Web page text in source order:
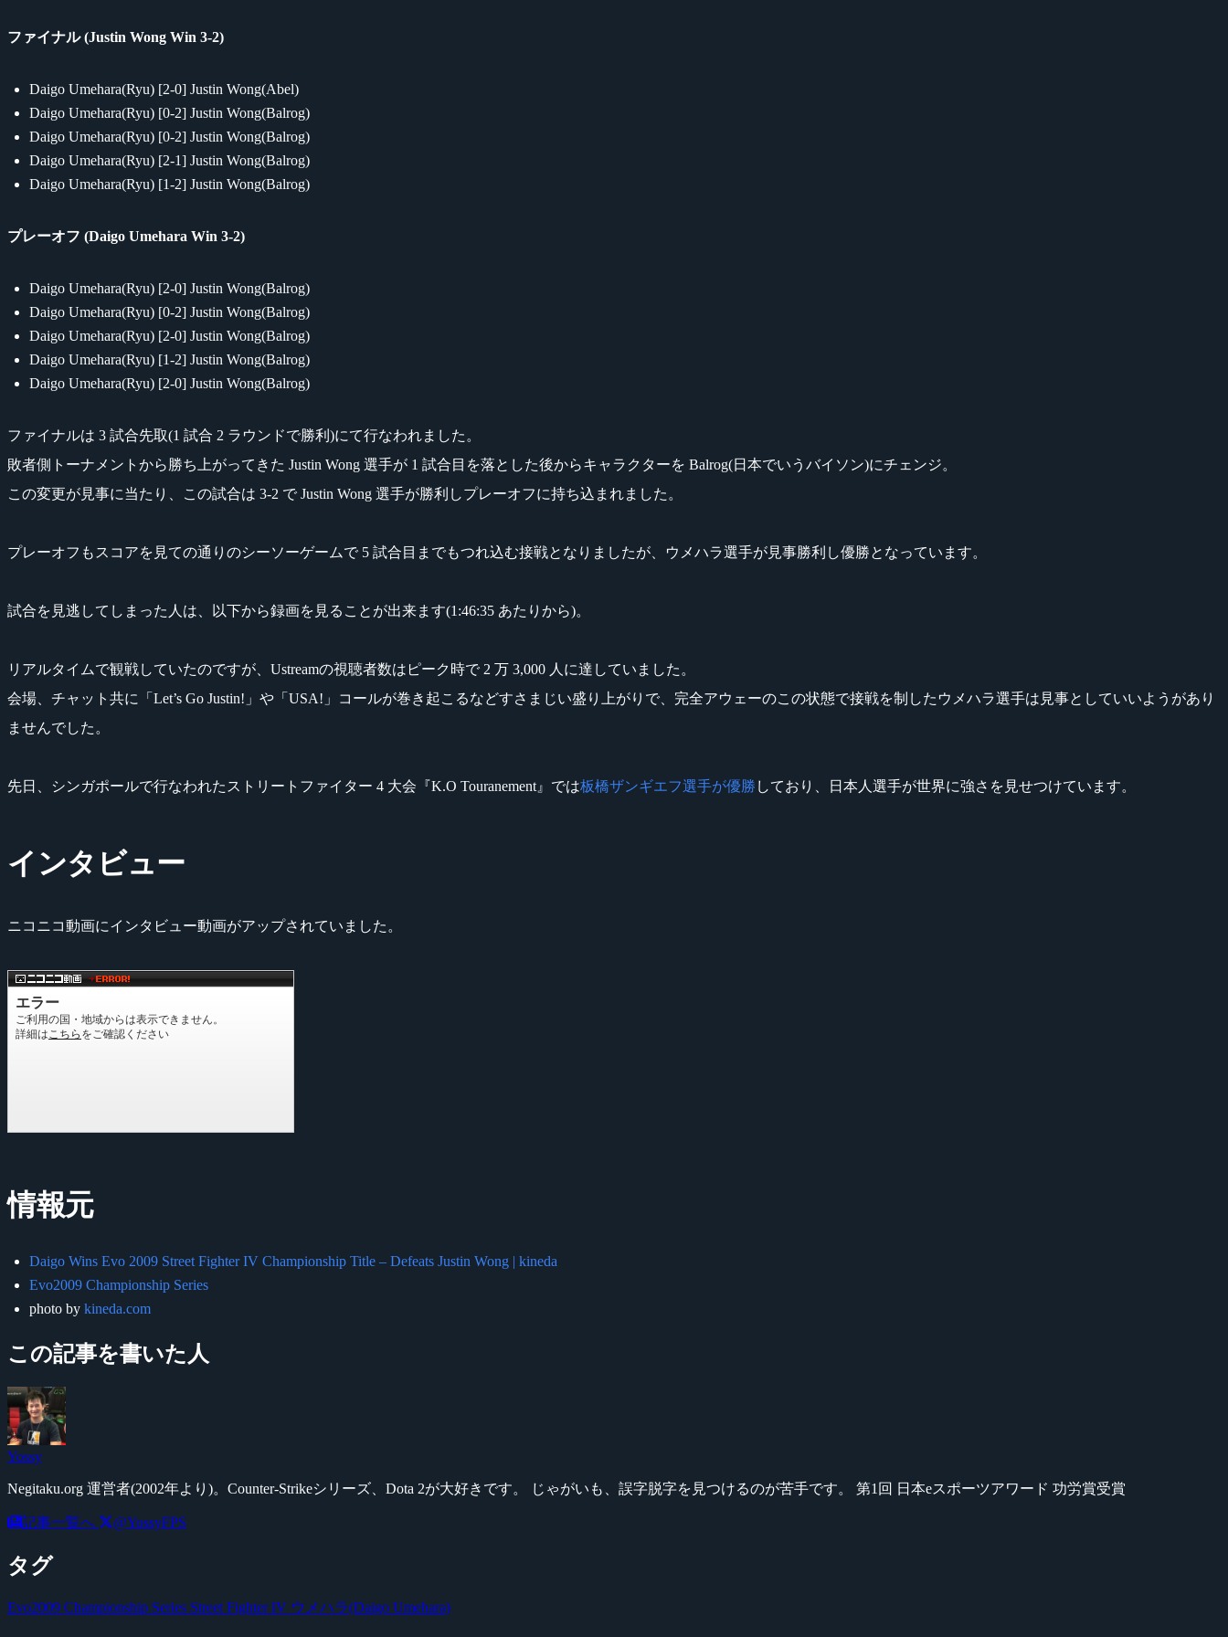
ファイナル (Justin Wong Win 3-2)
Daigo Umehara(Ryu) [2-0] Justin Wong(Abel)
Daigo Umehara(Ryu) [0-2] Justin Wong(Balrog)
Daigo Umehara(Ryu) [0-2] Justin Wong(Balrog)
Daigo Umehara(Ryu) [2-1] Justin Wong(Balrog)
Daigo Umehara(Ryu) [1-2] Justin Wong(Balrog)
プレーオフ (Daigo Umehara Win 3-2)
Daigo Umehara(Ryu) [2-0] Justin Wong(Balrog)
Daigo Umehara(Ryu) [0-2] Justin Wong(Balrog)
Daigo Umehara(Ryu) [2-0] Justin Wong(Balrog)
Daigo Umehara(Ryu) [1-2] Justin Wong(Balrog)
Daigo Umehara(Ryu) [2-0] Justin Wong(Balrog)
ファイナルは 3 試合先取(1 試合 2 ラウンドで勝利)にて行なわれました。
敗者側トーナメントから勝ち上がってきた Justin Wong 選手が 1 試合目を落とした後からキャラクターを Balrog(日本でいうバイソン)にチェンジ。
この変更が見事に当たり、この試合は 3-2 で Justin Wong 選手が勝利しプレーオフに持ち込まれました。
プレーオフもスコアを見ての通りのシーソーゲームで 5 試合目までもつれ込む接戦となりましたが、ウメハラ選手が見事勝利し優勝となっています。
試合を見逃してしまった人は、以下から録画を見ることが出来ます(1:46:35 あたりから)。
リアルタイムで観戦していたのですが、Ustreamの視聴者数はピーク時で 2 万 3,000 人に達していました。
会場、チャット共に「Let’s Go Justin!」や「USA!」コールが巻き起こるなどすさまじい盛り上がりで、完全アウェーのこの状態で接戦を制したウメハラ選手は見事としていいようがあり
ませんでした。
先日、シンガポールで行なわれたストリートファイター 4 大会『K.O Touranement』では板橋ザンギエフ選手が優勝 しており、日本人選手が世界に強さを見せつけています。
インタビュー
ニコニコ動画にインタビュー動画がアップされていました。
情報元
Daigo Wins Evo 2009 Street Fighter IV Championship Title – Defeats Justin Wong | kineda
Evo2009 Championship Series
photo by kineda.com
この記事を書いた人
Yossy
Negitaku.org 運営者(2002年より)。Counter-Strikeシリーズ、Dota 2が大好きです。 じゃがいも、誤字脱字を見つけるのが苦手です。 第1回 日本eスポーツアワード 功労賞受賞
記事一覧へ @YossyFPS
タグ
Evo2009 Championship Series Street Fighter IV ウメハラ(Daigo Umehara)